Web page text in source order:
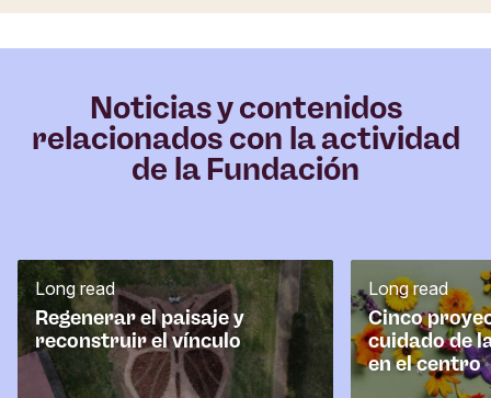
Noticias y contenidos
relacionados con la actividad
de la Fundación
Regenerar el paisaje y
reconstruir el vínculo
Long read
Cinco
cuidado de
en el centro
Long read